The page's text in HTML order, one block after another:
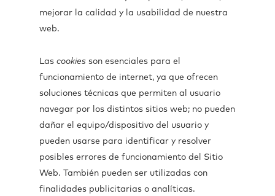
mejorar la calidad y la usabilidad de nuestra
web.
Las cookies son esenciales para el
funcionamiento de internet, ya que ofrecen
soluciones técnicas que permiten al usuario
navegar por los distintos sitios web; no pueden
dañar el equipo/dispositivo del usuario y
pueden usarse para identificar y resolver
posibles errores de funcionamiento del Sitio
Web. También pueden ser utilizadas con
finalidades publicitarias o analíticas.